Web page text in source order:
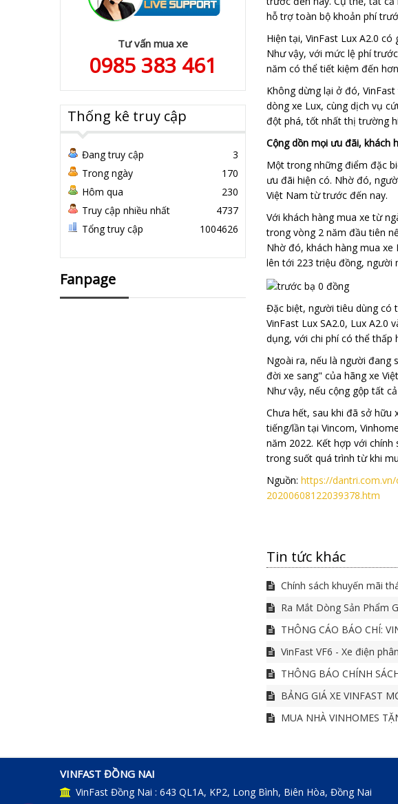
hỗ trợ toàn bộ khoản phí
Hiện tại, VinFast Lux A2.0
Như vậy, với mức lệ phí
năm có thể tiết kiệm đến
Không dừng lại ở đó,
dòng xe Lux, cùng dịch vụ
đột phá, tốt nhất thị trường
Cộng dồn mọi ưu đãi, khách
Một trong những điểm đặc
ưu đãi hiện có. Nhờ đó,
Việt Nam từ trước đến nay.
Với khách hàng mua xe từ
trong vòng 2 năm đầu tiên
Nhờ đó, khách hàng mua xe
lên tới 223 triệu đồng, người
Đặc biệt, người tiêu dùng có
VinFast Lux SA2.0, Lux
dụng, với chi phí có thể thấp
Ngoài ra, nếu là người đang
đời xe sang" của hãng xe
Như vậy, nếu cộng gộp tất
Chưa hết, sau khi đã sở hữu
tiếng/lần tại Vincom,
năm 2022. Kết hợp với
trong suốt quá trình từ khi
Nguồn: https://
20200608122039378.htm
Tin tức khác
Chính sách khuyến mãi
Ra Mắt Dòng Sản Phẩm
THÔNG CÁO BÁO CHÍ:
VinFast VF6 - Xe điện
THÔNG BÁO CHÍNH
BẢNG GIÁ XE VINFAST
MUA NHÀ VINHOMES
Tư vấn mua xe
0985 383 461
Thống kê truy cập
Đang truy cập
3
Trong ngày
170
Hôm qua
230
Truy cập nhiều nhất
4737
Tổng truy cập
1004626
Fanpage
VINFAST ĐỒNG NAI
VinFast Đồng Nai : 643 QL1A, KP2, Long Bình, Biên Hòa, Đồng Nai